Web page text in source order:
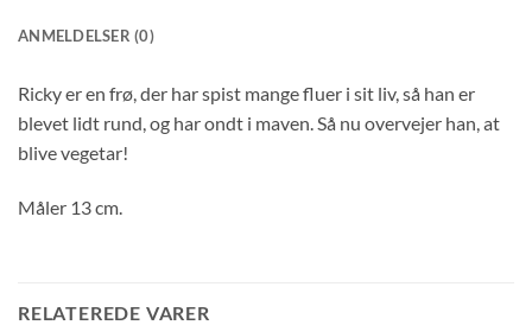
ANMELDELSER (0)
Ricky er en frø, der har spist mange fluer i sit liv, så han er
blevet lidt rund, og har ondt i maven. Så nu overvejer han, at
blive vegetar!
Måler 13 cm.
RELATEREDE VARER